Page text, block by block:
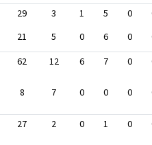
29 3 1 5 0
21 5 0 6 0
62 12 6 7 0
8 7 0 0 0
27 2 0 1 0